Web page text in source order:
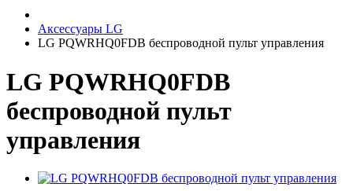
Аксессуары LG
LG PQWRHQ0FDB беспроводной пульт управления
LG PQWRHQ0FDB
беспроводной пульт
управления